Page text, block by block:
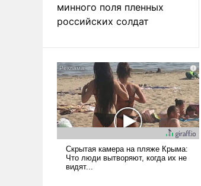
минного поля пленных
российских солдат